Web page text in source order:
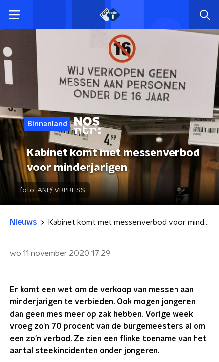
Binnenland
Kabinet komt met messenverbod
voor minderjarigen
foto: ANP/ VRPRESS
Nieuws Kabinet komt met messenverbod voor minderjarigen
wo 11 november 2020 17:29
Er komt een wet om de verkoop van messen aan
minderjarigen te verbieden. Ook mogen jongeren
dan geen mes meer op zak hebben. Vorige week
vroeg zo'n 70 procent van de burgemeesters al om
een zo'n verbod. Ze zien een flinke toename van het
aantal steekincidenten onder jongeren.